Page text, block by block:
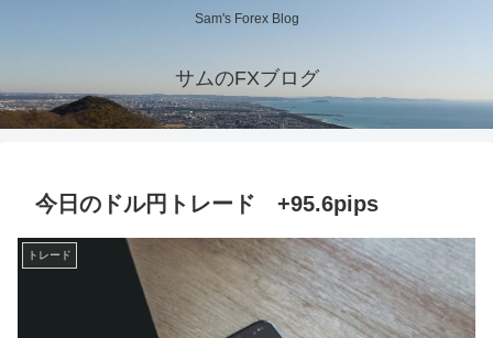
Sam's Forex Blog
サムのFXブログ
今日のドル円トレード +95.6pips
トレード